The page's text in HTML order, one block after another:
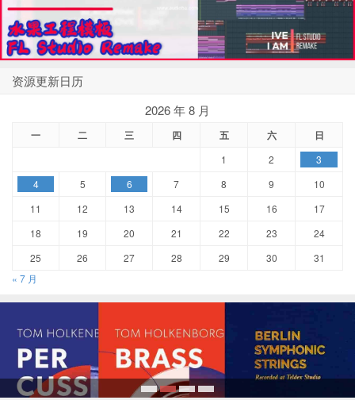
资源更新日历
2026 年 8 月
一 二 三 四 五 六 日
1 2
3
4
5 6 7 8 9
10
11
12 13 14 15 16
17
18
19 20 21 22 23
24
25
26 27 28 29 30
31
« 7 月